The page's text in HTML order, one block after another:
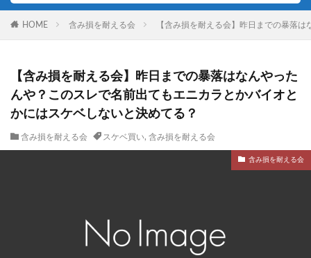
HOME 含み損を耐える会 【含み損を耐える会】昨日までの暴落
【含み損を耐える会】昨日までの暴落はなんやった
んや？このスレで名前出てもエニカラとかバイオと
かにはスケベしないと決めてる？
含み損を耐える会 スケベ買い, 含み損を耐える会
含み損を耐える会